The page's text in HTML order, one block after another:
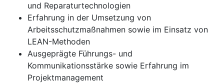
und Reparaturtechnologien
Erfahrung in der Umsetzung von
Arbeitsschutzmaßnahmen sowie im Einsatz von
LEAN-Methoden
Ausgeprägte Führungs- und
Kommunikationsstärke sowie Erfahrung im
Projektmanagement